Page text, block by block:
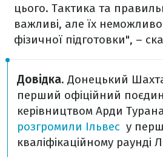
цього. Тактика та
важливі, але їх неможливо
фізичної підготовки", –
Довідка. Донецький
перший офіційний
керівництвом Арди
розгромили Ільвес у
кваліфікаційному раунді